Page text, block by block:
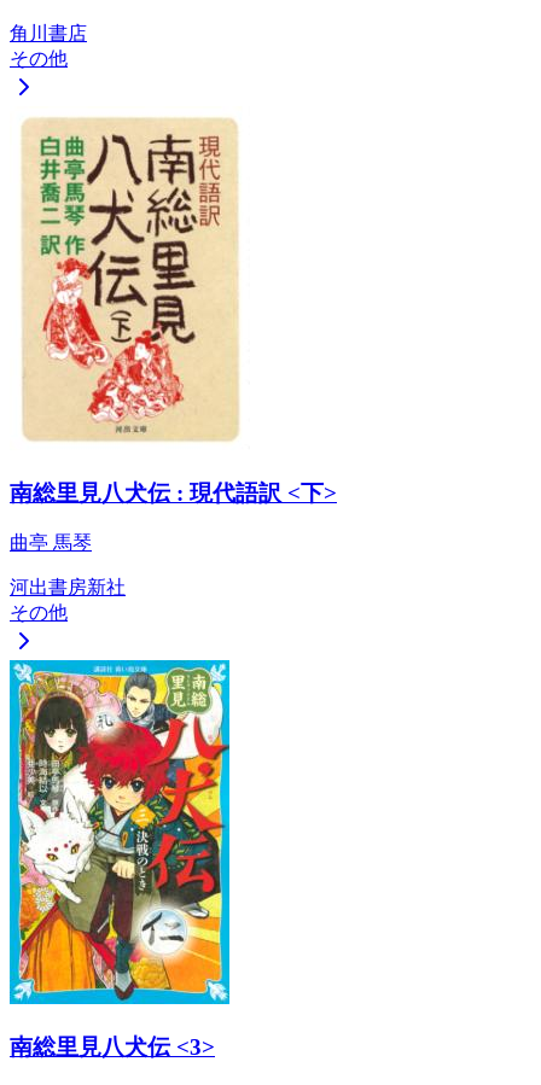
角川書店
その他
南総里見八犬伝 : 現代語訳 <下>
曲亭 馬琴
河出書房新社
その他
南総里見八犬伝 <3>